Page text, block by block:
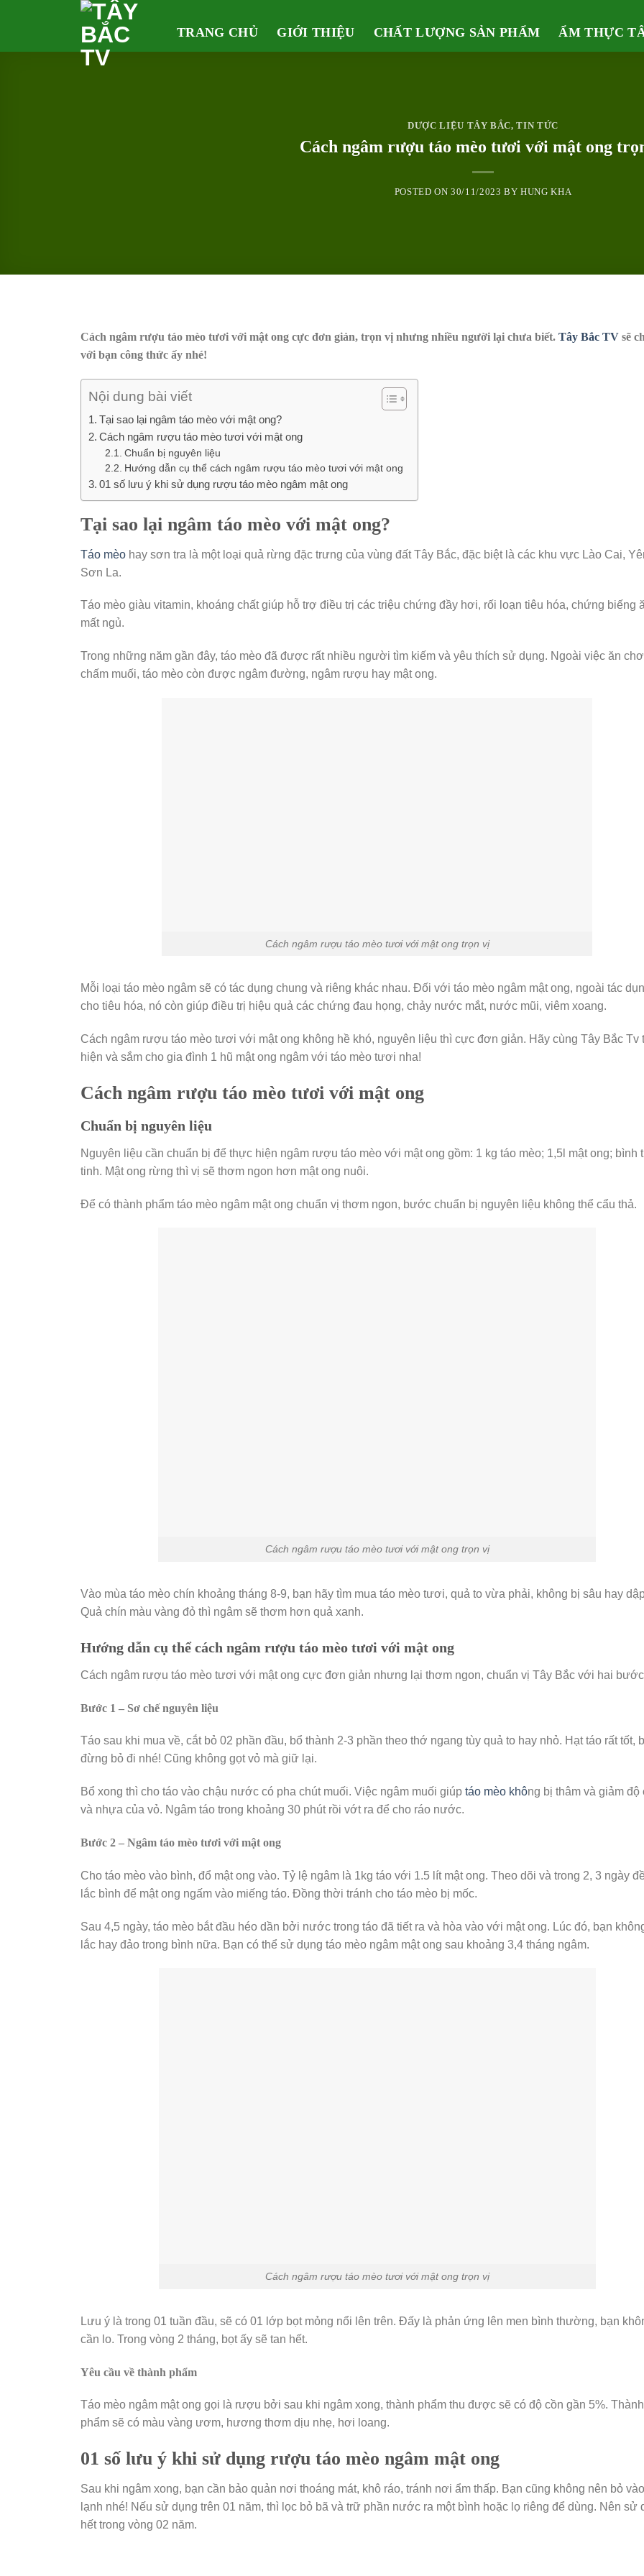
TRANG CHỦ GIỚI THIỆU CHẤT LƯỢNG SẢN PHẨM ẨM THỰC
DƯỢC LIỆU TÂY BẮC,TIN TỨC
Cách ngâm rượu táo mèo tươi với mật ong
POSTED ON30/11/2023 BYHUNG KHA
Cách ngâm rượu táo mèo tươi với mật ong cực đơn giản, trọn vị nhưng nhiều người lại chưa biết. Tây Bắc TV sẽ
với bạn công thức ấy nhé!
Nội dung bài viết
Tại sao lại ngâm táo mèo với mật ong?
Cách ngâm rượu táo mèo tươi với mật ong
Chuẩn bị nguyên liệu
Hướng dẫn cụ thể cách ngâm rượu táo mèo tươi với mật ong
01 số lưu ý khi sử dụng rượu táo mèo ngâm mật ong
Tại sao lại ngâm táo mèo với mật ong?
Táo mèo hay sơn tra là một loại quả rừng đặc trưng của vùng đất Tây Bắc, đặc biệt là các khu vực Lào Cai,
Sơn La.
Táo mèo giàu vitamin, khoáng chất giúp hỗ trợ điều trị các triệu chứng đầy hơi, rối loạn tiêu hóa, chứng biếng
mất ngủ.
Trong những năm gần đây, táo mèo đã được rất nhiều người tìm kiếm và yêu thích sử dụng. Ngoài việc ăn
chấm muối, táo mèo còn được ngâm đường, ngâm rượu hay mật ong.
Cách ngâm rượu táo mèo tươi với mật ong trọn vị
Mỗi loại táo mèo ngâm sẽ có tác dụng chung và riêng khác nhau. Đối với táo mèo ngâm mật ong, ngoài tác
cho tiêu hóa, nó còn giúp điều trị hiệu quả các chứng đau họng, chảy nước mắt, nước mũi, viêm xoang.
Cách ngâm rượu táo mèo tươi với mật ong không hề khó, nguyên liệu thì cực đơn giản. Hãy cùng Tây Bắc Tv
hiện và sắm cho gia đình 1 hũ mật ong ngâm với táo mèo tươi nha!
Cách ngâm rượu táo mèo tươi với mật ong
Chuẩn bị nguyên liệu
Nguyên liệu cần chuẩn bị để thực hiện ngâm rượu táo mèo với mật ong gồm: 1 kg táo mèo; 1,5l mật ong; bình
tinh. Mật ong rừng thì vị sẽ thơm ngon hơn mật ong nuôi.
Để có thành phẩm táo mèo ngâm mật ong chuẩn vị thơm ngon, bước chuẩn bị nguyên liệu không thể cẩu thả.
Cách ngâm rượu táo mèo tươi với mật ong trọn vị
Vào mùa táo mèo chín khoảng tháng 8-9, bạn hãy tìm mua táo mèo tươi, quả to vừa phải, không bị sâu hay
Quả chín màu vàng đỏ thì ngâm sẽ thơm hơn quả xanh.
Hướng dẫn cụ thể cách ngâm rượu táo mèo tươi với mật ong
Cách ngâm rượu táo mèo tươi với mật ong cực đơn giản nhưng lại thơm ngon, chuẩn vị Tây Bắc với hai
Bước 1 – Sơ chế nguyên liệu
Táo sau khi mua về, cắt bỏ 02 phần đầu, bổ thành 2-3 phần theo thớ ngang tùy quả to hay nhỏ. Hạt táo rất tốt,
đừng bỏ đi nhé! Cũng không gọt vỏ mà giữ lại.
Bổ xong thì cho táo vào chậu nước có pha chút muối. Việc ngâm muối giúp táo mèo không bị thâm và giảm độ
và nhựa của vỏ. Ngâm táo trong khoảng 30 phút rồi vớt ra để cho ráo nước.
Bước 2 – Ngâm táo mèo tươi với mật ong
Cho táo mèo vào bình, đổ mật ong vào. Tỷ lệ ngâm là 1kg táo với 1.5 lít mật ong. Theo dõi và trong 2, 3 ngày
lắc bình để mật ong ngấm vào miếng táo. Đồng thời tránh cho táo mèo bị mốc.
Sau 4,5 ngày, táo mèo bắt đầu héo dần bởi nước trong táo đã tiết ra và hòa vào với mật ong. Lúc đó, bạn
lắc hay đảo trong bình nữa. Bạn có thể sử dụng táo mèo ngâm mật ong sau khoảng 3,4 tháng ngâm.
Cách ngâm rượu táo mèo tươi với mật ong trọn vị
Lưu ý là trong 01 tuần đầu, sẽ có 01 lớp bọt mỏng nổi lên trên. Đấy là phản ứng lên men bình thường, bạn
cần lo. Trong vòng 2 tháng, bọt ấy sẽ tan hết.
Yêu cầu về thành phẩm
Táo mèo ngâm mật ong gọi là rượu bởi sau khi ngâm xong, thành phẩm thu được sẽ có độ cồn gần 5%. Thành
phẩm sẽ có màu vàng ươm, hương thơm dịu nhẹ, hơi loang.
01 số lưu ý khi sử dụng rượu táo mèo ngâm mật ong
Sau khi ngâm xong, bạn cần bảo quản nơi thoáng mát, khô ráo, tránh nơi ẩm thấp. Bạn cũng không nên bỏ
lạnh nhé! Nếu sử dụng trên 01 năm, thì lọc bỏ bã và trữ phần nước ra một bình hoặc lọ riêng để dùng. Nên sử
hết trong vòng 02 năm.